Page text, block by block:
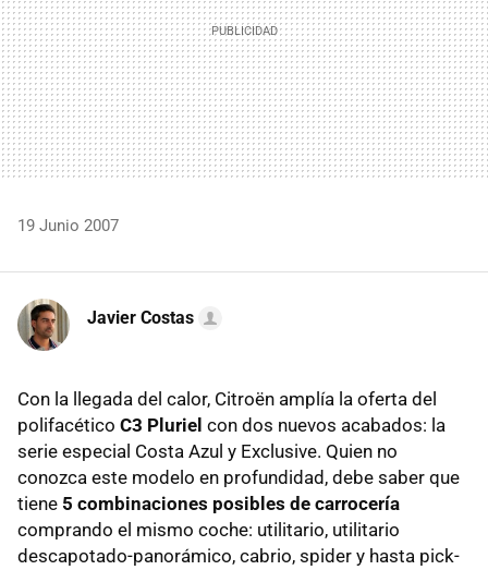
19 Junio 2007
Javier Costas
Con la llegada del calor, Citroën amplía la oferta del
polifacético C3 Pluriel con dos nuevos acabados: la
serie especial Costa Azul y Exclusive. Quien no
conozca este modelo en profundidad, debe saber que
tiene 5 combinaciones posibles de carrocería
comprando el mismo coche: utilitario, utilitario
descapotado-panorámico, cabrio, spider y hasta pick-